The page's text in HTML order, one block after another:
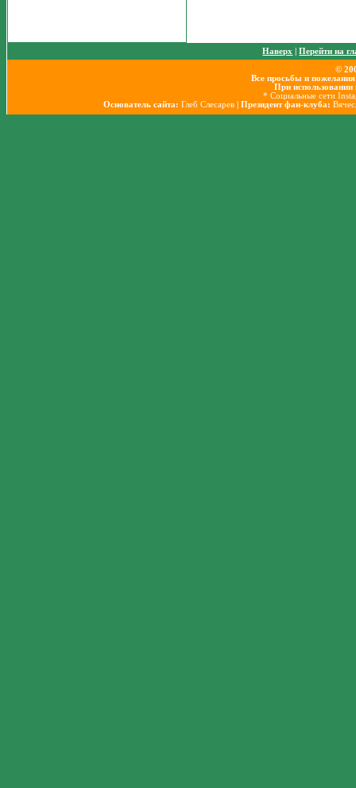
Наверх |Перейти на
©
Все просьбы и
При использовании
* Социальные сети
Основатель сайта: Глеб Слесарев | Президент фан-клуба: